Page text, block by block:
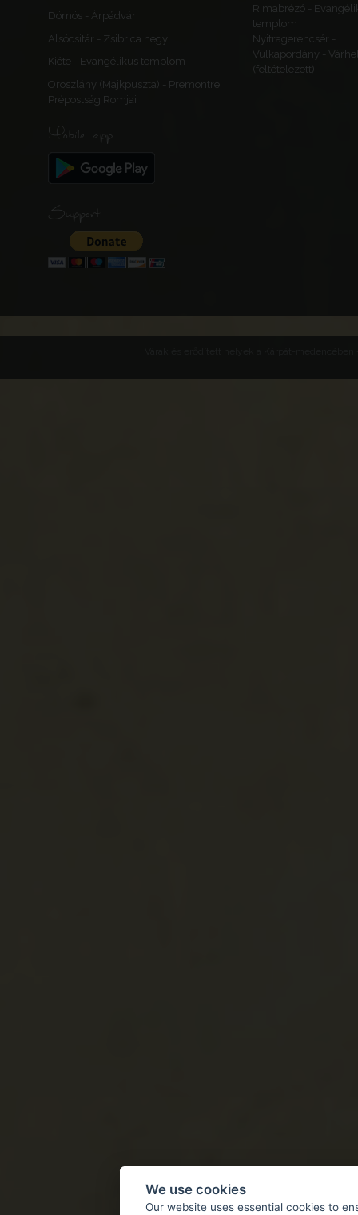
Dömös - Árpádvár
Rimabrézó -
templom
Alsócsitár - Zsibrica hegy
Nyitragerencsér -
Kiéte - Evangélikus templom
Vulkapordány -
(feltételezett)
Oroszlány (Majkpuszta) - Premontrei
Prépostság Romjai
Mobile app
Support
We use cookies
Our website uses essential cookies to